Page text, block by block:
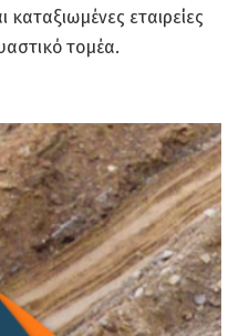
εταιρείες
τομέα.